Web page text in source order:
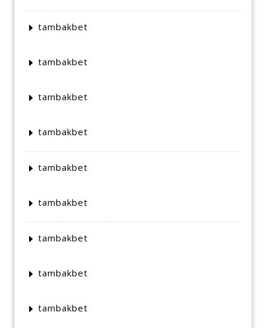
tambakbet
tambakbet
tambakbet
tambakbet
tambakbet
tambakbet
tambakbet
tambakbet
tambakbet